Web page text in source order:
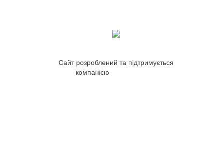
Сайт розроблений та підтримується
компанією